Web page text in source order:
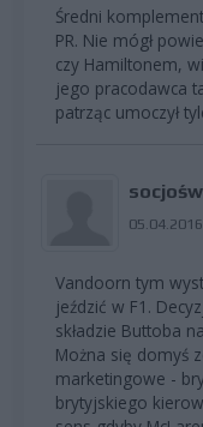
Średni
PR. Nie mógł
czy Hamiltonem,
jego pracodawca
patrząc umoczył
Vandoorn tym
jeździć w F1.
składzie Buttoba
Można się domyś
marketingowe -
brytyjskiego